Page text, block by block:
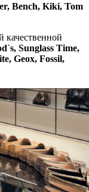
Bench, Kiki, Tom
качественной
Sunglass Time,
Geox, Fossil,